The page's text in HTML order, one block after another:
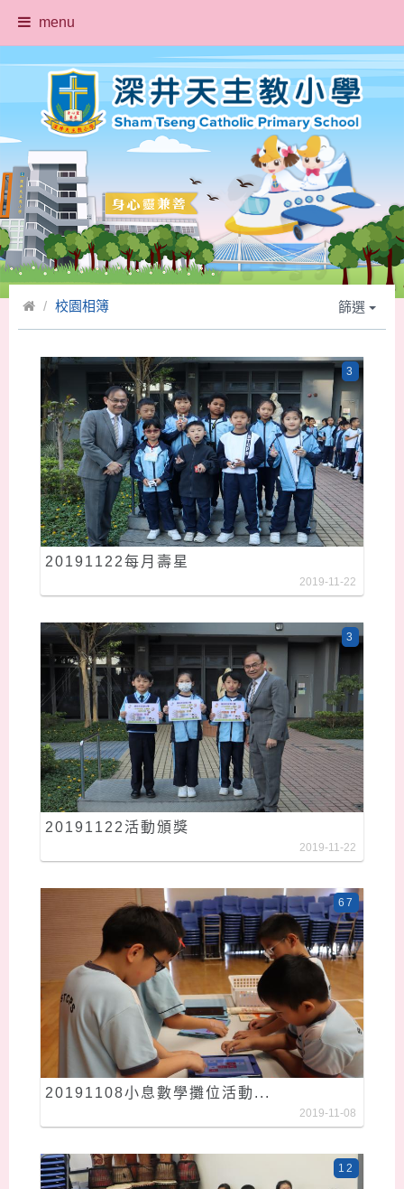
menu
校園相簿 篩選
20191122每月壽星
3
2019-11-22
20191122活動頒獎
3
2019-11-22
20191108小息數學攤位活動...
67
2019-11-08
12